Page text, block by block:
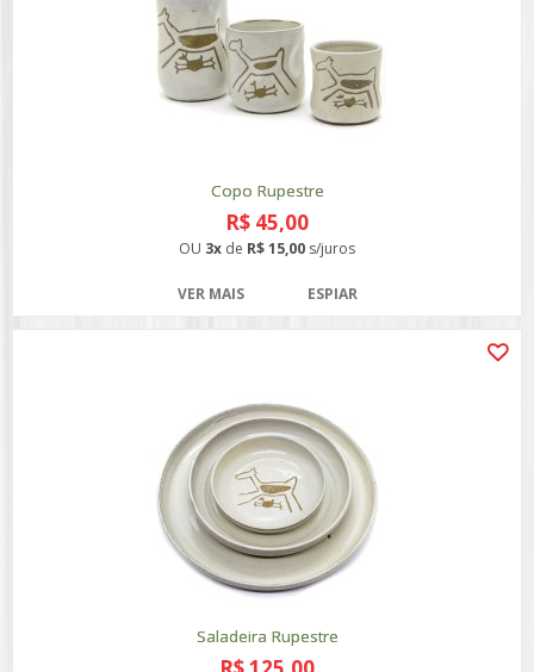
Copo Rupestre
R$ 45,00
OU 3x de R$ 15,00 s/juros
VER MAIS ESPIAR
Saladeira Rupestre